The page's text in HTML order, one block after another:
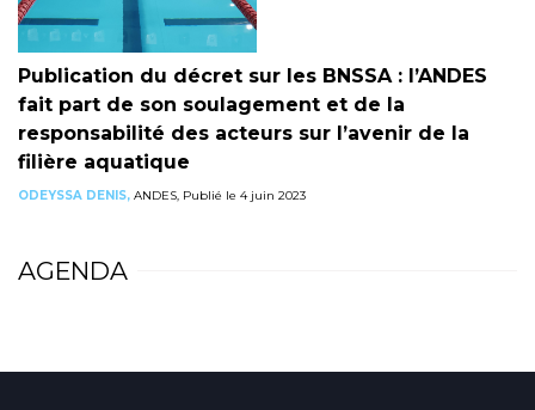
Publication du décret sur les BNSSA : l’ANDES
fait part de son soulagement et de la
responsabilité des acteurs sur l’avenir de la
filière aquatique
ODEYSSA DENIS, ANDES, Publié le 4 juin 2023
AGENDA